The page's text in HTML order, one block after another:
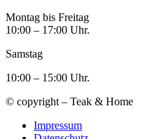
Montag bis Freitag
10:00 – 17:00 Uhr.
Samstag
10:00 – 15:00 Uhr.
© copyright – Teak & Home
Impressum